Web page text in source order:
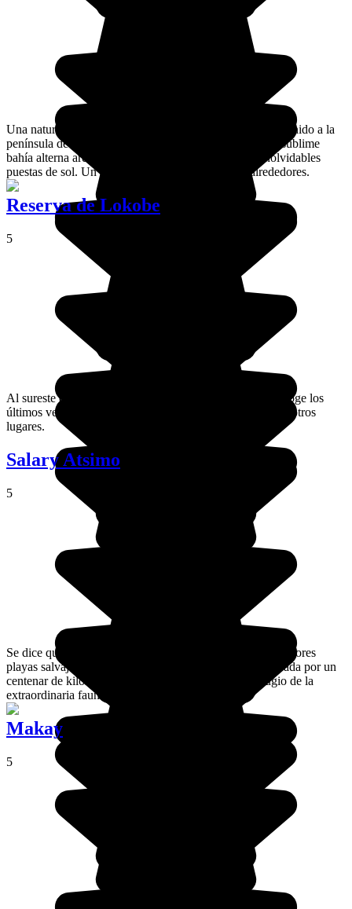
Una naturaleza apacible que incita a la serenidad... bienvenido a la
península de Belo-sur-Mer, soleada 350 días al año. Su sublime
bahía alterna arena fina y rocas, un lugar ideal para inolvidables
puestas de sol. Un inmenso manglar enmarca los alrededores.
Reserva de Lokobe
5
Al sureste de la isla de Nosy Be, la reserva de Lokobe acoge los
últimos vestigios de un bosque primario, desaparecido en otros
lugares.
Salary Atsimo
5
Se dice que la bahía de Salary es la que cuenta con las mejores
playas salvajes del país. La laguna de Ambatomilo, rodeada por un
centenar de kilómetros de arrecifes de coral, es el refugio de la
extraordinaria fauna y flora acuáticas.
Makay
5